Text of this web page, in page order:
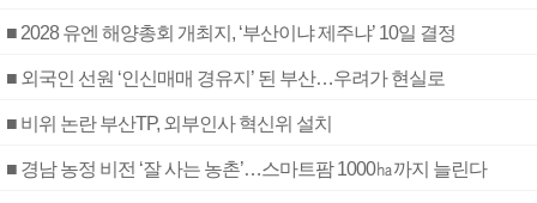
■ 2028 유엔 해양총회 개최지, ‘부산이냐 제주냐’ 10일 결정
■ 외국인 선원 ‘인신매매 경유지’ 된 부산…우려가 현실로
■ 비위 논란 부산TP, 외부인사 혁신위 설치
■ 경남 농정 비전 ‘잘 사는 농촌’…스마트팜 1000㏊까지 늘린다